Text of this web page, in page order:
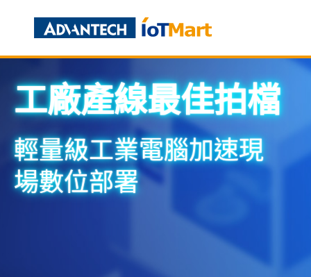
工廠產線最佳拍檔
輕量級工業電腦加速現
場數位部署